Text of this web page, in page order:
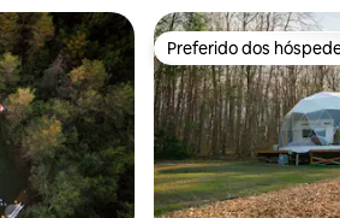
Preferido dos
Preferido dos